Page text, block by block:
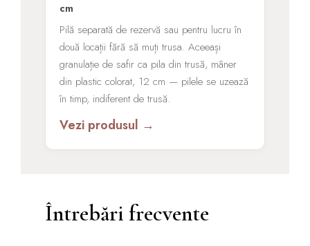
cm
Pilă separată de rezervă sau pentru lucru în
două locații fără să muți trusa. Aceeași
granulație de safir ca pila din trusă, mâner
din plastic colorat, 12 cm — pilele se uzează
în timp, indiferent de trusă.
Vezi produsul →
Întrebări frecvente